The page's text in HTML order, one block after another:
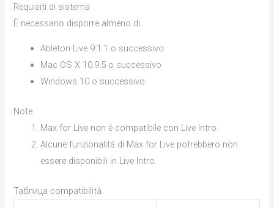
Requisiti di sistema
È necessario disporre almeno di:
Ableton Live 9.1.1 o successivo
Mac OS X 10.9.5 o successivo
Windows 10 o successivo
Note
Max for Live non è compatibile con Live Intro.
Alcune funzionalità di Max for Live potrebbero non
essere disponibili in Live Intro.
Таблица compatibilità